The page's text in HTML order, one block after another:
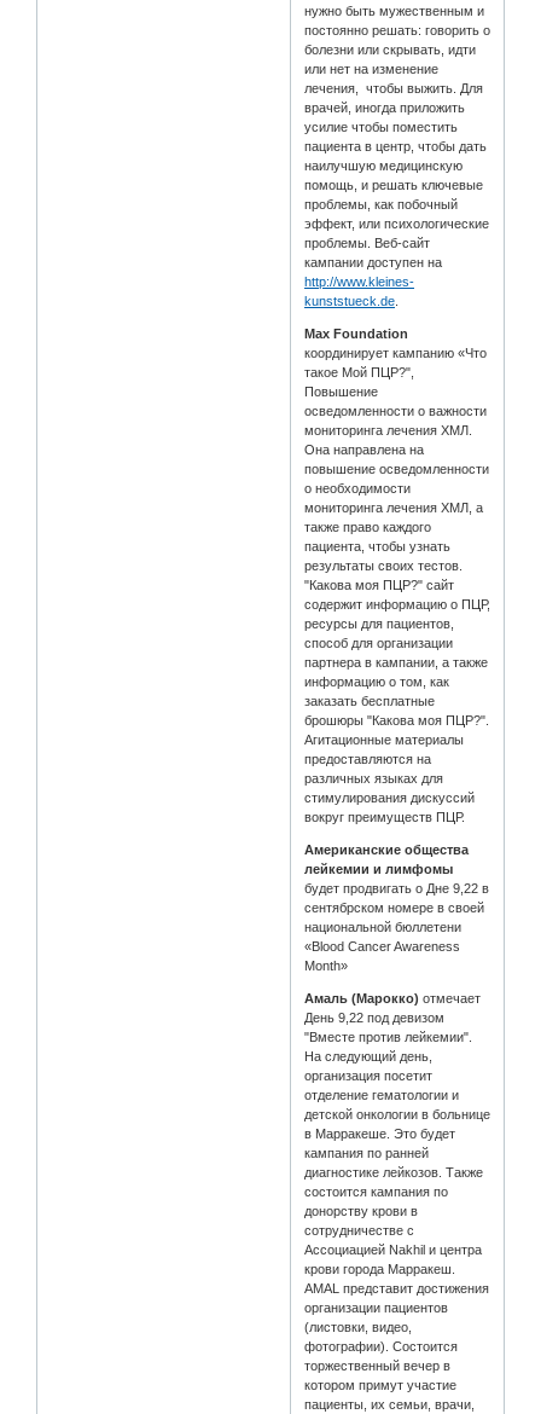
нужно быть мужественным и
постоянно решать: говорить о
болезни или скрывать, идти
или нет на изменение
лечения, чтобы выжить. Для
врачей, иногда приложить
усилие чтобы поместить
пациента в центр, чтобы дать
наилучшую медицинскую
помощь, и решать ключевые
проблемы, как побочный
эффект, или психологические
проблемы. Веб-сайт
кампании доступен на
http://www.kleines-
kunststueck.de
Max Foundation
координирует кампанию «Что
такое Мой ПЦР?",
Повышение
осведомленности о важности
мониторинга лечения ХМЛ.
Она направлена на
повышение осведомленности
о необходимости
мониторинга лечения ХМЛ, а
также право каждого
пациента, чтобы узнать
результаты своих тестов.
"Какова моя ПЦР?" сайт
содержит информацию о ПЦР,
ресурсы для пациентов,
способ для организации
партнера в кампании, а также
информацию о том, как
заказать бесплатные
брошюры "Какова моя ПЦР?".
Агитационные материалы
предоставляются на
различных языках для
стимулирования дискуссий
вокруг преимуществ ПЦР.
Американские общества
лейкемии и лимфомы
будет продвигать о Дне 9,22 в
сентябрском номере в своей
национальной бюллетени
«Blood Cancer Awareness
Month»
Амаль (Марокко) отмечает
День 9,22 под девизом
"Вместе против лейкемии".
На следующий день,
организация посетит
отделение гематологии и
детской онкологии в больнице
в Марракеше. Это будет
кампания по ранней
диагностике лейкозов. Также
состоится кампания по
донорству крови в
сотрудничестве с
Ассоциацией Nakhil и центра
крови города Марракеш.
AMAL представит достижения
организации пациентов
(листовки, видео,
фотографии). Состоится
торжественный вечер в
котором примут участие
пациенты, их семьи, врачи,